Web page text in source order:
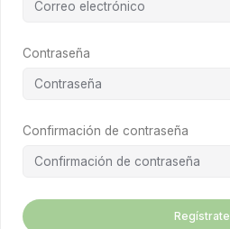
Contraseña
Confirmación de contraseña
Regístrate